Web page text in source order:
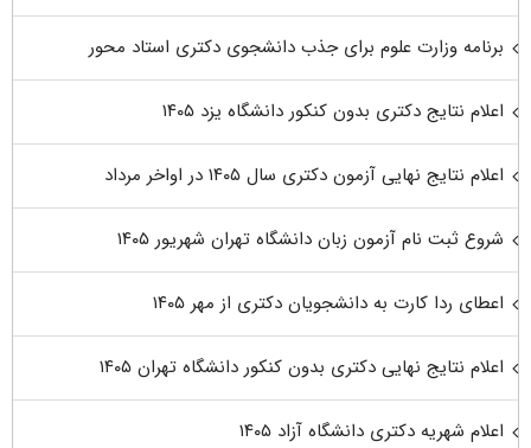
برنامه وزارت علوم برای جذب دانشجوی دکتری استاد محور
اعلام نتایج دکتری بدون کنکور دانشگاه یزد ۱۴۰۵
اعلام نتایج نهایی آزمون دکتری سال ۱۴۰۵ در اواخر مرداد
شروع ثبت نام آزمون زبان دانشگاه تهران شهریور ۱۴۰۵
اعطای ردا کارت به دانشجویان دکتری از مهر ۱۴۰۵
اعلام نتایج نهایی دکتری بدون کنکور دانشگاه تهران ۱۴۰۵
اعلام شهریه دکتری دانشگاه آزاد ۱۴۰۵